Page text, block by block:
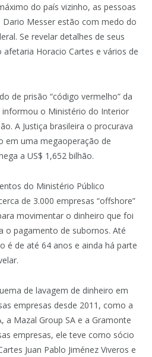
do país vizinho, as pessoas
Messer estão com medo do
Se revelar detalhes de seus
Horacio Cartes e vários de
de prisão “código vermelho” da
o Ministério do Interior
A Justiça brasileira o procurava
em uma megaoperação de
a US$ 1,652 bilhão.
do Ministério Público
de 3.000 empresas “offshore”
movimentar o dinheiro que foi
o pagamento de subornos. Até
é de até 64 anos e ainda há parte
de lavagem de dinheiro em
empresas desde 2011, como a
a Mazal Group SA e a Gramonte
empresas, ele teve como sócio
Juan Pablo Jiménez Viveros e